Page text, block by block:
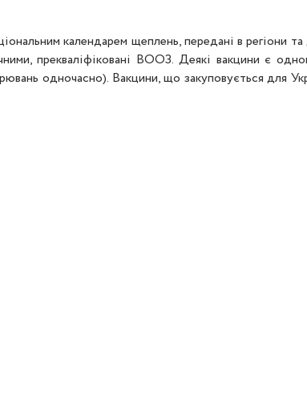
календарем щеплень, передані в регіони
прекваліфіковані ВООЗ. Деякі вакцини є
одночасно). Вакцини, що закуповується для